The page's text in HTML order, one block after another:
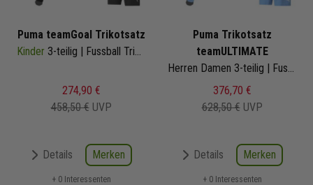
Puma teamGoal Trikotsatz
Kinder 3-teilig | Fussball Trikot Fussballshort Core Sockenstutzen | Fussball Trikot Set
274,90 €
458,50 € UVP
Details Merken
+ 0 Interessenten
Puma Trikotsatz
teamULTIMATE
Herren Damen 3-teilig | Fussball Trikot Fussballshort Core Sockenstutzen | Fussball Trikot Set
376,70 €
628,50 € UVP
Details Merken
+ 0 Interessenten